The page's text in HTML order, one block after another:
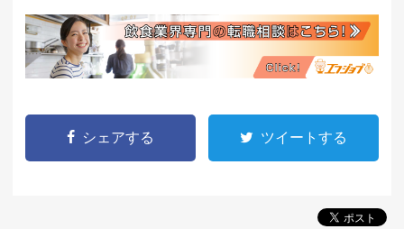
シェアする ツイートする